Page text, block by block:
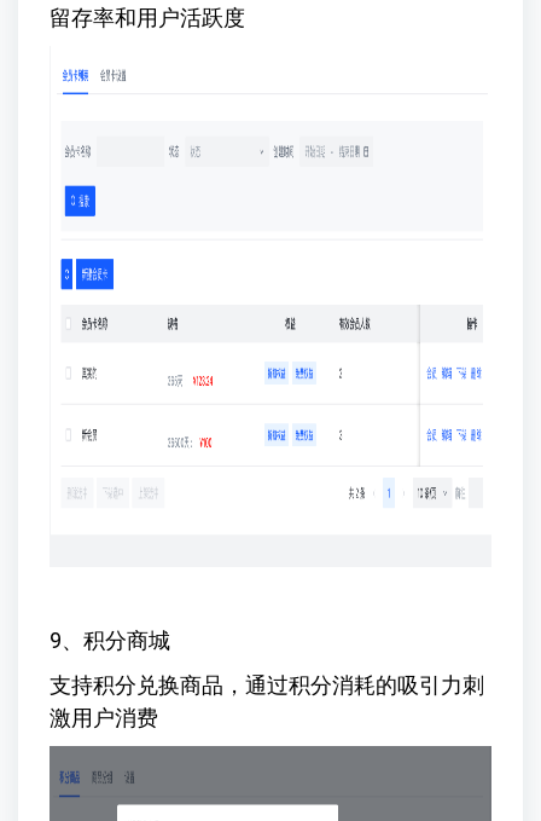
留存率和用户活跃度
9、积分商城
支持积分兑换商品，通过积分消耗的吸引力刺
激用户消费